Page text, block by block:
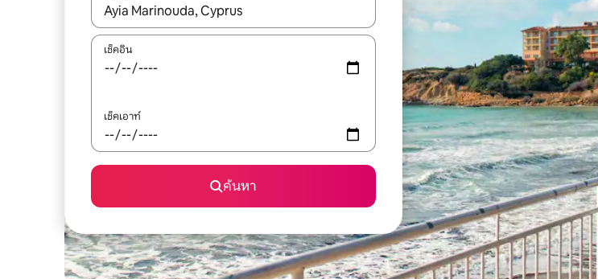
ใช้ลูกศรขึ้นลง หรือใช้การสัมผัสหรือปัด เพื่อสำรวจผลการค้นหา
เช็คอิน
เช็คเอาท์
ค้นหา